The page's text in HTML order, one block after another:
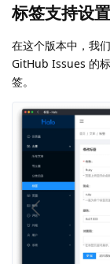
标签支持设
在这个版本中，我
GitHub Issues 的
签。